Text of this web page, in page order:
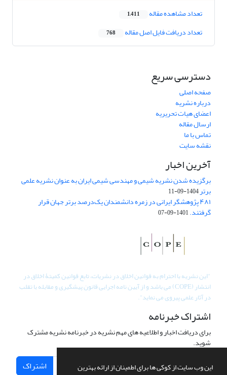
این وب سایت از کوکی ها برای اطمینان از ارائه بهترین
تعداد مشاهده مقاله 1,411
تعداد دریافت فایل اصل مقاله 768
دسترسی سریع
صفحه اصلی
درباره نشریه
اعضای هیات تحریریه
ارسال مقاله
تماس با ما
نقشه سایت
آخرین اخبار
برگزیده شدن نشریه شیمی و مهندسی شیمی ایران به عنوان نشریه علمی
برتر1404-09-11
۴۸۱ پژوهشگر ایرانی در زمره دانشمندان یک‌درصد برتر جهان قرار
گرفتند.1401-09-07
"این نشریه با احترام به قوانین اخلاق در نشریات، تابع قوانین کمیتۀ اخلاق در
انتشار (COPE) می باشد و از آیین نامه اجرایی قانون پیشگیری و مقابله با تقلب
در آثار علمی پیروی می نماید".
اشتراک خبرنامه
برای دریافت اخبار و اطلاعیه های مهم نشریه در خبرنامه نشریه مشترک
شوید.
اشتراک